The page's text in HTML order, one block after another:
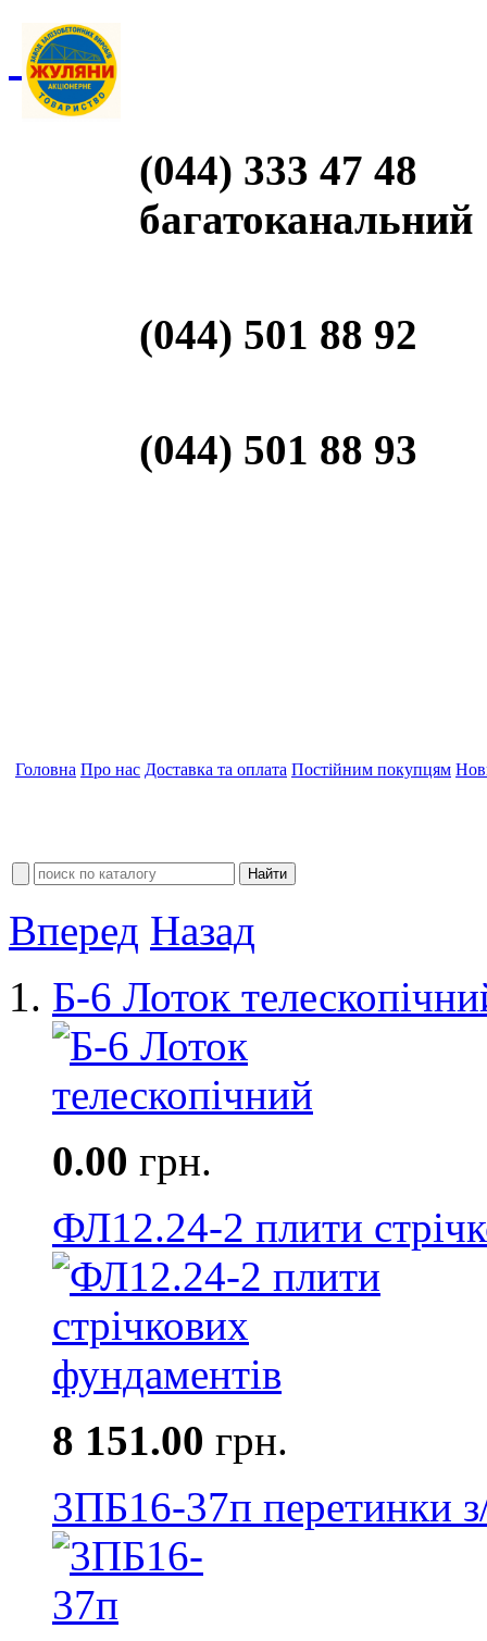
(044) 333 47 48
багатоканальний
(044) 501 88 92
(044) 501 88 93
Головна Про нас Доставка та оплата Постійним покупцям
Вперед Назад
Б-6 Лоток
0.00 грн.
ФЛ12.24-2 плити
8 151.00 грн.
3ПБ16-37п перетинки